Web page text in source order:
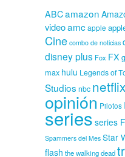
ABCamazon
videoamcapple
Cine combo de noticias
disney plus Fox FX
max hulu Legends of
Studios nbc netflix
opinión Pilotos
series series
Spammers del Mes Star
flash the walking dead